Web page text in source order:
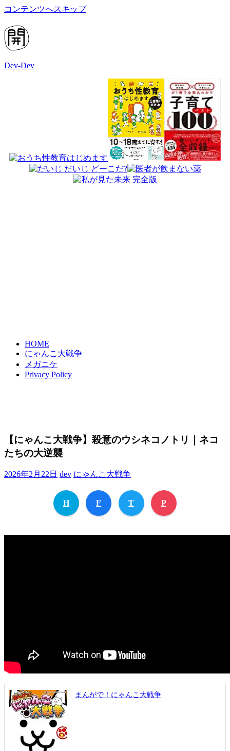
コンテンツへスキップ
Dev-Dev
HOME
にゃんこ大戦争
メガニケ
Privacy Policy
【にゃんこ大戦争】殺意のウシネコノトリ｜ネコ
たちの大逆襲
2026年2月22日 dev にゃんこ大戦争
H F T P
まんがで！にゃんこ大戦争